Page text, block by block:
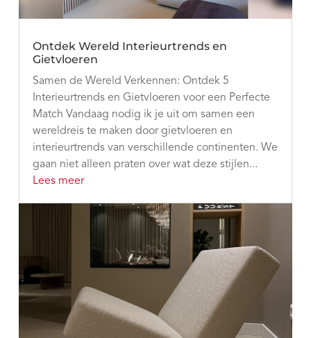
Ontdek Wereld Interieurtrends en
Gietvloeren
Samen de Wereld Verkennen: Ontdek 5
Interieurtrends en Gietvloeren voor een Perfecte
Match Vandaag nodig ik je uit om samen een
wereldreis te maken door gietvloeren en
interieurtrends van verschillende continenten. We
gaan niet alleen praten over wat deze stijlen...
Lees meer